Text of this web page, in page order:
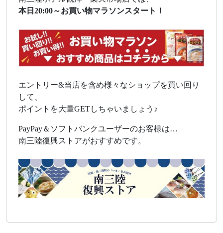
本日20:00～お買い物マラソンスタート！
エントリー&当店を含め様々なショップを買い回り
して、
ポイントを大量GETしちゃいましょう♪
PayPay＆ソフトバンクユーザーのお客様は…
南三陸復興ストアがおすすめです。